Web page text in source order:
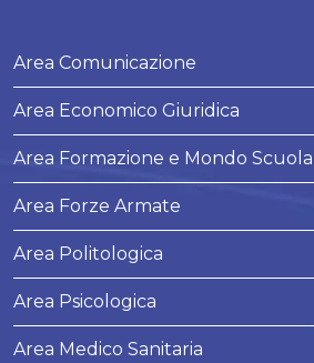
Area Comunicazione
Area Economico Giuridica
Area Formazione e Mondo Scuola
Area Forze Armate
Area Politologica
Area Psicologica
Area Medico Sanitaria